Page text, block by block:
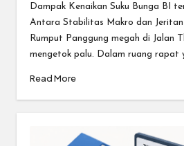
by
Dampak Kenaikan Suku Bunga BI
Antara Stabilitas Makro dan Jeritan
Rumput Panggung megah di Jalan
mengetok palu. Dalam ruang rapat
Read More